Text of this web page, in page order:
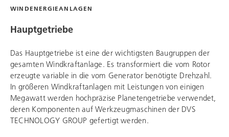
WINDENERGIEANLAGEN
Hauptgetriebe
Das Hauptgetriebe ist eine der wichtigsten Baugruppen der
gesamten Windkraftanlage. Es transformiert die vom Rotor
erzeugte variable in die vom Generator benötigte Drehzahl.
In größeren Windkraftanlagen mit Leistungen von einigen
Megawatt werden hochpräzise Planetengetriebe verwendet,
deren Komponenten auf Werkzeugmaschinen der DVS
TECHNOLOGY GROUP gefertigt werden.